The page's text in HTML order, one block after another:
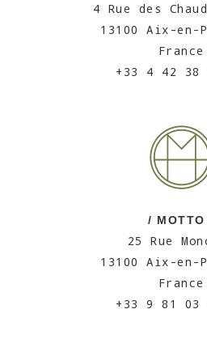
4 Rue des
13100 Aix-en-
France
+33 4 42 38
/
25 Rue
13100 Aix-en-
France
+33 9 81 03